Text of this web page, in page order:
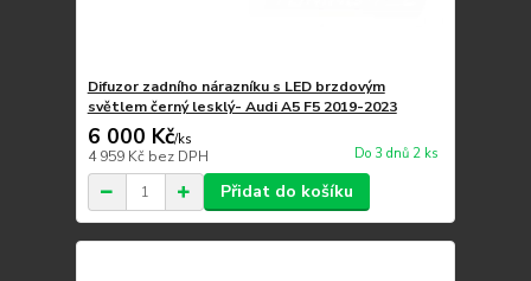
Difuzor zadního nárazníku s LED brzdovým
světlem černý lesklý- Audi A5 F5 2019-2023
6 000 Kč/ks
4 959 Kč bez DPH Do 3 dnů 2 ks
Přidat do košíku